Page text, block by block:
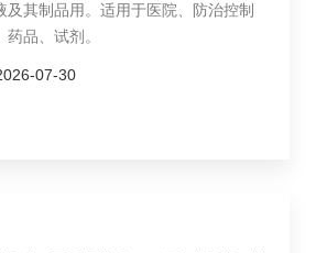
其制品用。适用于医院、防治控制
品、试剂。
07-30